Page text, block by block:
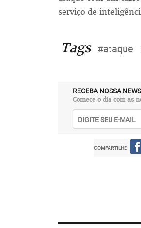
serviço de
Tags #ataque
RECEBA NOSSA
Comece o dia com as
COMPARTILHE